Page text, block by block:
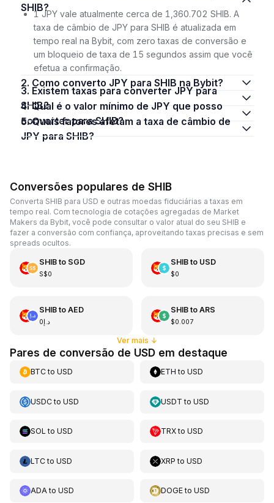
SHIB?
1 JPY vale atualmente cerca de 1,360.702 SHIB. A
taxa de câmbio de JPY para SHIB é atualizada em
tempo real na Bybit, com zero taxas de conversão e
um bloqueio de taxa de 15 segundos assim que você
efetua a confirmação.
2. Como converto JPY para SHIB na Bybit?
3. Existem taxas para converter JPY para
SHIB?
4. Qual é o valor mínimo de JPY que posso
converter para SHIB?
5. Quais fatores afetam a taxa de câmbio de
JPY para SHIB?
Conversões populares de SHIB
Converta SHIB para USD e outras moedas fiduciárias a taxas em
tempo real. Com tecnologia de cotações agregadas de Market
Makers da Bybit, você pode consultar o valor atual do seu SHIB e
fazer a conversão com confiança, aproveitando taxas precisas e sem
spreads ocultos.
SHIBto SGD
S$0
SHIBto USD
$0
SHIBto AED
د.إ0
SHIBto ARS
$0.007
Ver mais ↓
Pares de conversão de USD em destaque
BTCto USD ETH toUSD
USDCto USD USDT toUSD
SOL to USD TRXtoUSD
LTCto USD XRP toUSD
ADAto USD DOGEtoUSD